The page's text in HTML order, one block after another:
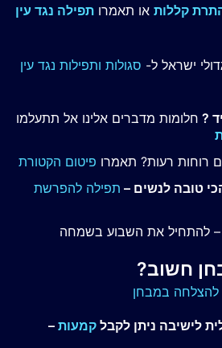
קללות או תאמרו תפילה נגד עין
ישראל ל- סגולות ותפילות נגד עין
? חלומות מדברים אלינו אל תתעלמו
רוחות רעות? תאמרו פיטום הקטורת
טובה לנשים – תפילה להפרשת
– להתחיל את השבוע בשמחה
חשוב?
להצלחה במבחן
לישיבה ניתן לקבל קמעות –